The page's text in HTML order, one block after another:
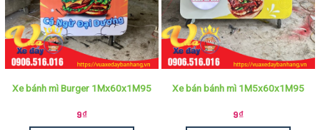
Xe bánh mì Burger 1Mx60x1M95
9₫
Xe bán bánh mì 1M5x60x1M95
9₫